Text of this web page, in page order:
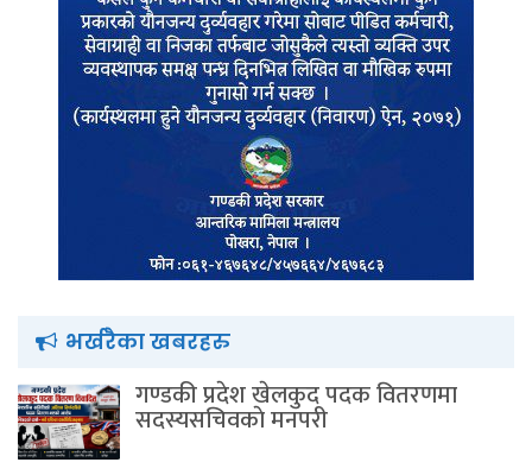
भर्खरैका खबरहरु
गण्डकी प्रदेश खेलकुद पदक वितरणमा
सदस्यसचिवकाे मनपरी